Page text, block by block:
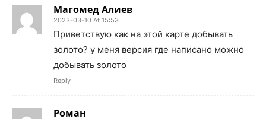
Магомед Алиев
2023-03-10 At 15:53
Приветствую как на этой карте добывать
золото? у меня версия где написано можно
добывать золото
Reply
Роман